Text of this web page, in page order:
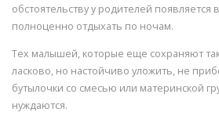
обстоятельству у родителей появляется
полноценно отдыхать по ночам.
Тех малышей, которые еще сохраняют
ласково, но настойчиво уложить, не
бутылочки со смесью или материнской
нуждаются.